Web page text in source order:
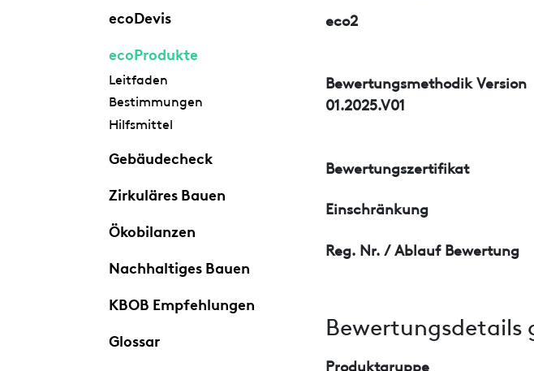
ecoDevis
ecoProdukte
Leitfaden
Bestimmungen
Hilfsmittel
Gebäudecheck
Zirkuläres Bauen
Ökobilanzen
Nachhaltiges Bauen
KBOB Empfehlungen
Glossar
eco2
Bewertungsmethodik Version
01.2025.V01
Bewertungszertifikat
Einschränkung
Reg. Nr. / Ablauf Bewertung
Bewertungsdetails
Produktgruppe